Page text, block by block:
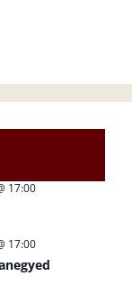
17:00
17:00